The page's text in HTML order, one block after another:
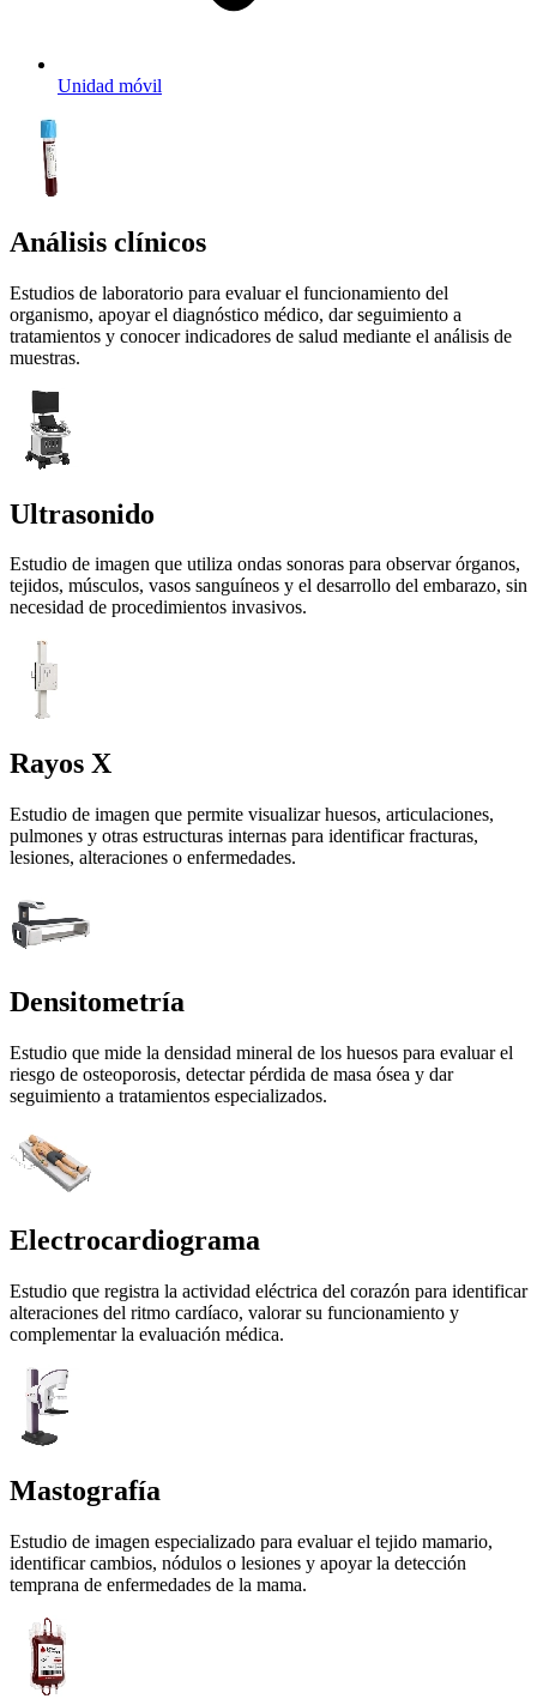
Unidad móvil
Análisis clínicos
Estudios de laboratorio para evaluar el funcionamiento del
organismo, apoyar el diagnóstico médico, dar seguimiento a
tratamientos y conocer indicadores de salud mediante el análisis de
muestras.
Ultrasonido
Estudio de imagen que utiliza ondas sonoras para observar órganos,
tejidos, músculos, vasos sanguíneos y el desarrollo del embarazo, sin
necesidad de procedimientos invasivos.
Rayos X
Estudio de imagen que permite visualizar huesos, articulaciones,
pulmones y otras estructuras internas para identificar fracturas,
lesiones, alteraciones o enfermedades.
Densitometría
Estudio que mide la densidad mineral de los huesos para evaluar el
riesgo de osteoporosis, detectar pérdida de masa ósea y dar
seguimiento a tratamientos especializados.
Electrocardiograma
Estudio que registra la actividad eléctrica del corazón para identificar
alteraciones del ritmo cardíaco, valorar su funcionamiento y
complementar la evaluación médica.
Mastografía
Estudio de imagen especializado para evaluar el tejido mamario,
identificar cambios, nódulos o lesiones y apoyar la detección
temprana de enfermedades de la mama.